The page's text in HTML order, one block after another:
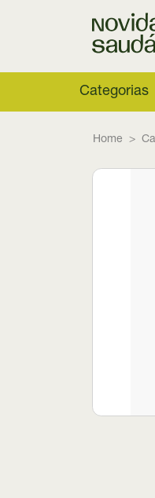
Categorias
Home